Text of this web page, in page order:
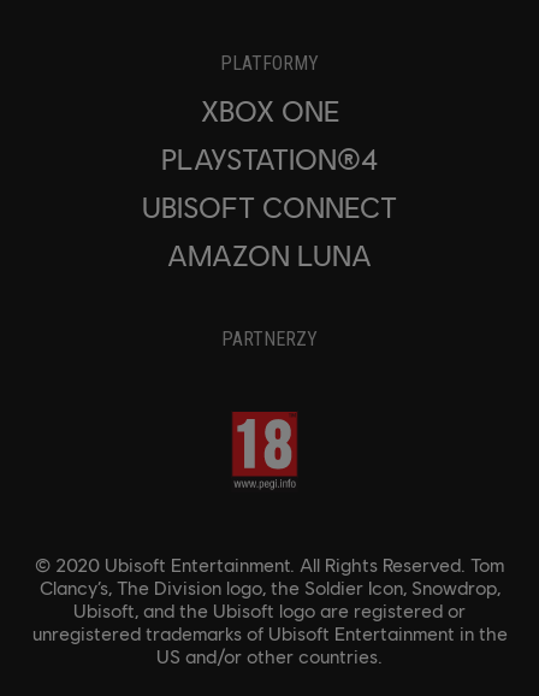
PLATFORMY
XBOX ONE
PLAYSTATION®4
UBISOFT CONNECT
AMAZON LUNA
PARTNERZY
© 2020 Ubisoft Entertainment. All Rights Reserved. Tom
Clancy’s, The Division logo, the Soldier Icon, Snowdrop,
Ubisoft, and the Ubisoft logo are registered or
unregistered trademarks of Ubisoft Entertainment in the
US and/or other countries.